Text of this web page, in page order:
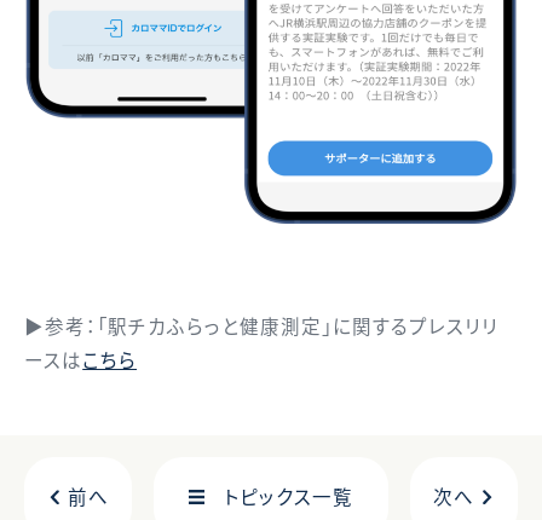
▶参考：「駅チカふらっと健康測定」に関するプレスリリ
ースはこちら
前へ トピックス一覧 次へ